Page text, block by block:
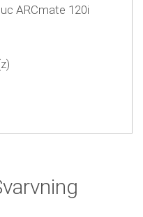
ARCmate 120i